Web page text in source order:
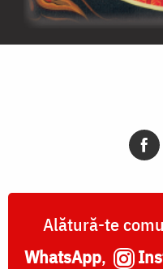
Sfântul
Alătură-te
WhatsApp,